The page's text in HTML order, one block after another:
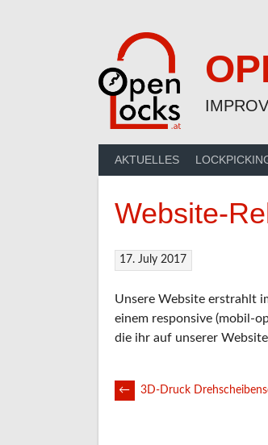
AKTUELLES
Website-
17. July 2017
Unsere Website erstrahlt
einem responsive (mobil-
die ihr auf unserer
POST
← 3D-Druck